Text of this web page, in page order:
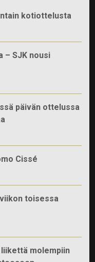
kotiottelusta
– SJK nousi
päivän ottelussa
Cissé
toisessa
molempiin